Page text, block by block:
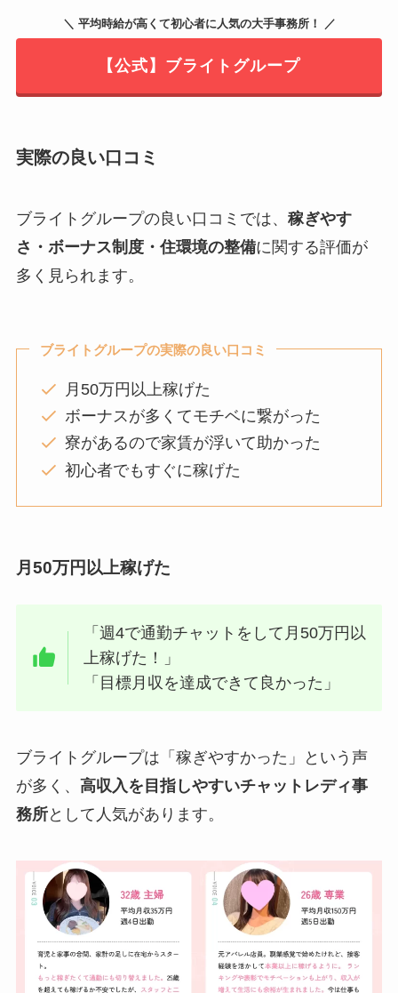
＼ 平均時給が高くて初心者に人気の大手事務所！ ／
【公式】ブライトグループ
実際の良い口コミ
ブライトグループの良い口コミでは、 稼ぎやす
さ・ボーナス制度・住環境の整備に関する評価が
多く見られます。
ブライトグループの実際の良い口コミ
月50万円以上稼げた
ボーナスが多くてモチベに繋がった
寮があるので家賃が浮いて助かった
初心者でもすぐに稼げた
月50万円以上稼げた
「週4で通勤チャットをして月50万円以
上稼げた！」
「目標月収を達成できて良かった」
ブライトグループは「稼ぎやすかった」という声
が多く、 高収入を目指しやすいチャットレディ事
務所として人気があります。